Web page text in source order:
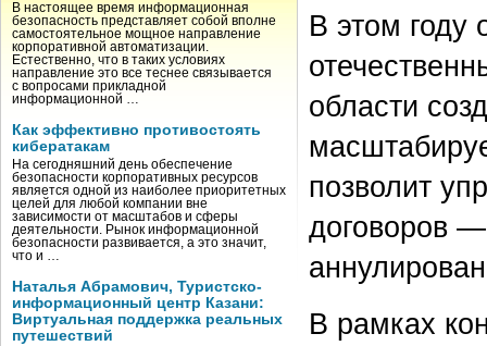
В настоящее время информационная
безопасность представляет собой вполне
самостоятельное мощное направление
корпоративной автоматизации.
Естественно, что в таких условиях
направление это все теснее связывается
с вопросами прикладной
информационной …
Как эффективно противостоять
кибератакам
На сегодняшний день обеспечение
безопасности корпоративных ресурсов
является одной из наиболее приоритетных
целей для любой компании вне
зависимости от масштабов и сферы
деятельности. Рынок информационной
безопасности развивается, а это значит,
что и …
Наталья Абрамович, Туристско-
информационный центр Казани:
Виртуальная поддержка реальных
путешествий
В этом году
области
позволит
договоров
В рамках